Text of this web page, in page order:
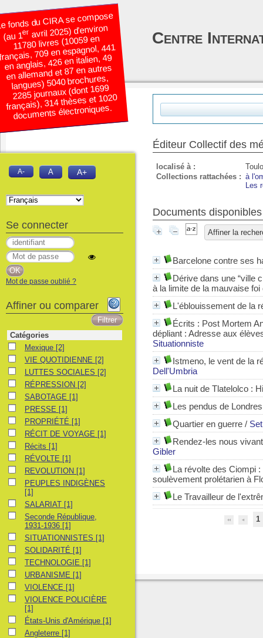
Éditeur Collectif des
localisé à :
Collections rattachées : à
Les
Documents
Affiner la
Barcelone contre ses
Dérive dans une “ville
à la limite de la mauvaise
L'éblouissement de la
Écrits : Post Mortem
dépliant : Adresse aux
Situationniste
Istmeno, le vent de la
Dell'Umbria
La nuit de Tlatelolco :
Les pendus de
Quartier en guerre /
Rendez-les nous
Gibler
La révolte des Ciompi
soulèvement prolétarien à
Le Travailleur de
1
fonds du CIRA se compose
(au 1eravril 2025) d’environ
11780 livres (10059 en
709 en espagnol, 441
en anglais, 426 en italien, 49
en allemand et 87 en autres
langues) 5040 brochures,
2285 journaux (dont 1699
français), 314 thèses et 1020
documents électroniques.
Centre
A- A A+
Se connecter
Mot de passe oublié ?
Affiner ou comparer
Catégories
MexiqueMexique [2]
VIE QUOTIDIENNE
VIE QUOTIDIENNE [2]
LUTTES SOCIALES
LUTTES SOCIALES [2]
RÉPRESSION
RÉPRESSION [2]
SABOTAGE
SABOTAGE [1]
PRESSEPRESSE [1]
PROPRIÉTÉ
PROPRIÉTÉ [1]
RÉCIT DE VOYAGE
RÉCIT DE VOYAGE [1]
RécitsRécits [1]
RÉVOLTERÉVOLTE [1]
REVOLUTION
REVOLUTION [1]
PEUPLES INDIGÈNES
PEUPLES INDIGÈNES
[1]
SALARIAT
SALARIAT [1]
Seconde République, 1931-1936
Seconde République,
1931-1936 [1]
SITUATIONNISTES
SITUATIONNISTES [1]
SOLIDARITÉ
SOLIDARITÉ [1]
TECHNOLOGIE
TECHNOLOGIE [1]
URBANISME
URBANISME [1]
VIOLENCE
VIOLENCE [1]
VIOLENCE POLICIÈRE
VIOLENCE POLICIÈRE
[1]
États-Unis d'Amérique
États-Unis d'Amérique [1]
AngleterreAngleterre [1]